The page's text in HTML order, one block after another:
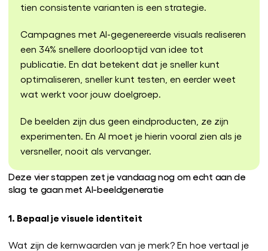
tien consistente varianten is een strategie.
Campagnes met AI-gegenereerde visuals realiseren
een 34% snellere doorlooptijd van idee tot
publicatie. En dat betekent dat je sneller kunt
optimaliseren, sneller kunt testen, en eerder weet
wat werkt voor jouw doelgroep.
De beelden zijn dus geen eindproducten, ze zijn
experimenten. En AI moet je hierin vooral zien als je
versneller, nooit als vervanger.
Deze vier stappen zet je vandaag nog om echt aan de
slag te gaan met AI-beeldgeneratie
1. Bepaal je visuele identiteit
Wat zijn de kernwaarden van je merk? En hoe vertaal je